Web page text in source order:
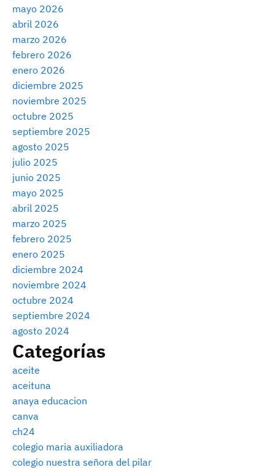
mayo 2026
abril 2026
marzo 2026
febrero 2026
enero 2026
diciembre 2025
noviembre 2025
octubre 2025
septiembre 2025
agosto 2025
julio 2025
junio 2025
mayo 2025
abril 2025
marzo 2025
febrero 2025
enero 2025
diciembre 2024
noviembre 2024
octubre 2024
septiembre 2024
agosto 2024
Categorías
aceite
aceituna
anaya educacion
canva
ch24
colegio maria auxiliadora
colegio nuestra señora del pilar